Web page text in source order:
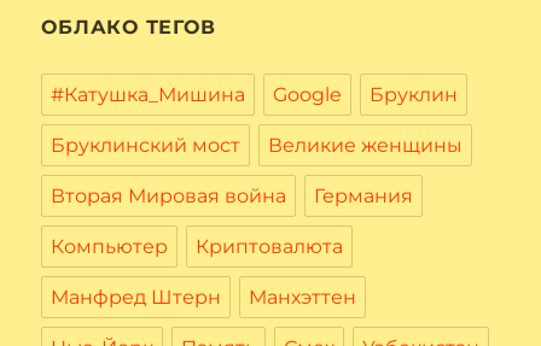
ОБЛАКО ТЕГОВ
#Катушка_Мишина Google Бруклин
Бруклинский мост Великие женщины
Вторая Мировая война Германия
Компьютер Криптовалюта
Манфред Штерн Манхэттен